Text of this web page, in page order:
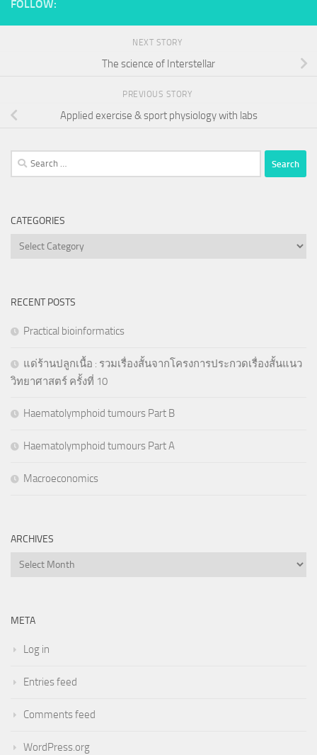
FOLLOW:
NEXT STORY
The science of Interstellar
PREVIOUS STORY
Applied exercise & sport physiology with labs
Search
for:
CATEGORIES
Categories
RECENT POSTS
Practical bioinformatics
แด่ร้านปลูกเนื้อ : รวมเรื่องสั้นจากโครงการประกวดเรื่องสั้นแนว
วิทยาศาสตร์ ครั้งที่ 10
Haematolymphoid tumours Part B
Haematolymphoid tumours Part A
Macroeconomics
ARCHIVES
Archives
META
Log in
Entries feed
Comments feed
WordPress.org